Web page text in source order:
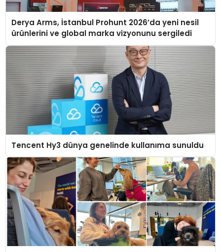
Derya Arms, İstanbul Prohunt 2026’da yeni nesil
ürünlerini ve global marka vizyonunu sergiledi
Tencent Hy3 dünya genelinde kullanıma sunuldu